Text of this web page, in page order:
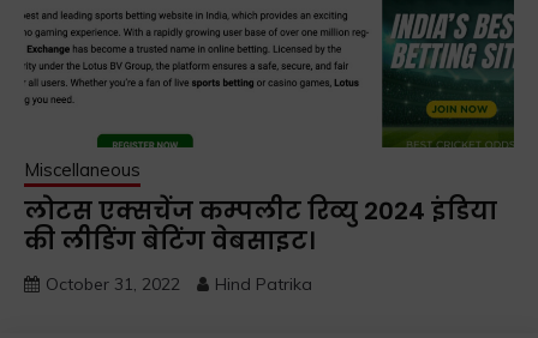
Miscellaneous
लोटस एक्सचेंज कम्पलीट रिव्यु 2024 इंडिया
की लीडिंग बेटिंग वेबसाइट।
October 31, 2022 Hind Patrika